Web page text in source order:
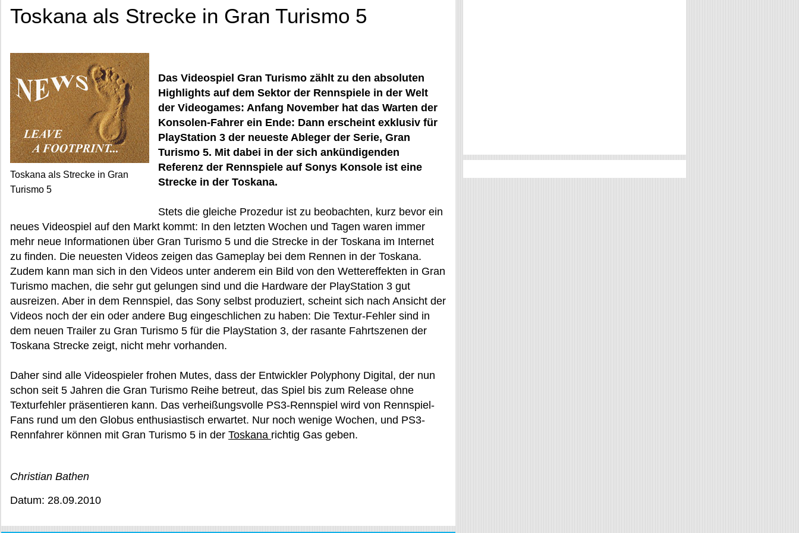
Toskana als Strecke in Gran Turismo 5
Toskana als Strecke in Gran
Turismo 5
Das Videospiel Gran Turismo zählt zu den absoluten
Highlights auf dem Sektor der Rennspiele in der Welt
der Videogames: Anfang November hat das Warten der
Konsolen-Fahrer ein Ende: Dann erscheint exklusiv für
PlayStation 3 der neueste Ableger der Serie, Gran
Turismo 5. Mit dabei in der sich ankündigenden
Referenz der Rennspiele auf Sonys Konsole ist eine
Strecke in der Toskana.
Stets die gleiche Prozedur ist zu beobachten, kurz bevor ein
neues Videospiel auf den Markt kommt: In den letzten Wochen und Tagen waren immer
mehr neue Informationen über Gran Turismo 5 und die Strecke in der Toskana im Internet
zu finden. Die neuesten Videos zeigen das Gameplay bei dem Rennen in der Toskana.
Zudem kann man sich in den Videos unter anderem ein Bild von den Wettereffekten in Gran
Turismo machen, die sehr gut gelungen sind und die Hardware der PlayStation 3 gut
ausreizen. Aber in dem Rennspiel, das Sony selbst produziert, scheint sich nach Ansicht der
Videos noch der ein oder andere Bug eingeschlichen zu haben: Die Textur-Fehler sind in
dem neuen Trailer zu Gran Turismo 5 für die PlayStation 3, der rasante Fahrtszenen der
Toskana Strecke zeigt, nicht mehr vorhanden.
Daher sind alle Videospieler frohen Mutes, dass der Entwickler Polyphony Digital, der nun
schon seit 5 Jahren die Gran Turismo Reihe betreut, das Spiel bis zum Release ohne
Texturfehler präsentieren kann. Das verheißungsvolle PS3-Rennspiel wird von Rennspiel-
Fans rund um den Globus enthusiastisch erwartet. Nur noch wenige Wochen, und PS3-
Rennfahrer können mit Gran Turismo 5 in der Toskana richtig Gas geben.
Christian Bathen
Datum: 28.09.2010